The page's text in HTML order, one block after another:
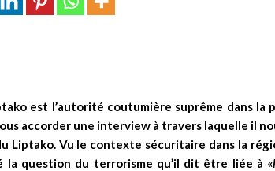
est l’autorité coutumière suprême dans la
accorder une interview à travers laquelle il
Liptako. Vu le contexte sécuritaire dans la
la question du terrorisme qu’il dit être liée à «